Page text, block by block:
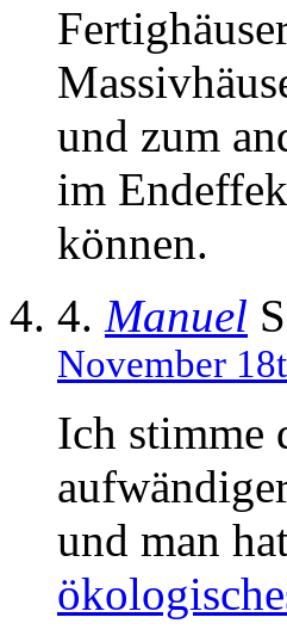
und zum
im
können.
4. Manuel
November
Ich stimme
und man